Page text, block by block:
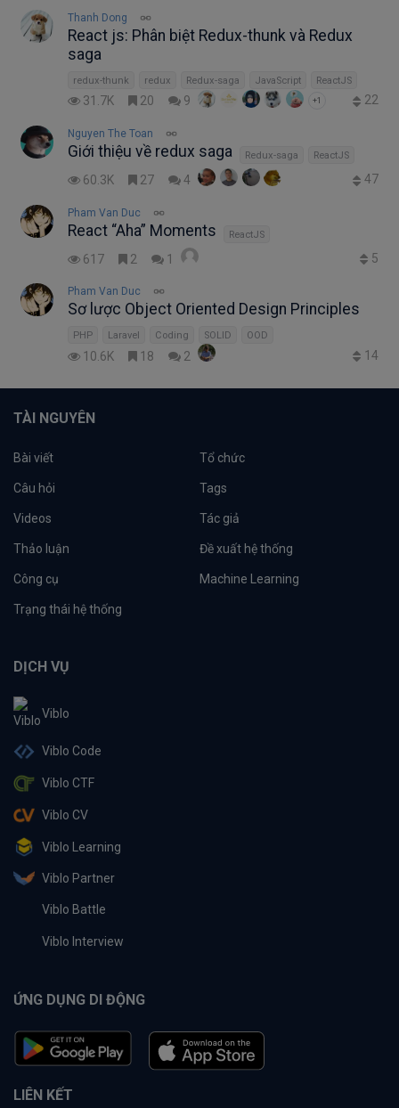
Thanh Dong
React js: Phân biệt Redux-thunk và Redux
saga
redux-thunk redux Redux-saga JavaScript ReactJS
31.7K 20 9 +1 22
Nguyen The Toan
Giới thiệu về redux saga Redux-saga ReactJS
60.3K 27 4 47
Pham Van Duc
React “Aha” Moments ReactJS
617 2 1 5
Pham Van Duc
Sơ lược Object Oriented Design Principles
PHP Laravel Coding SOLID OOD
10.6K 18 2 14
TÀI NGUYÊN
Bài viết Tổ chức
Câu hỏi Tags
Videos Tác giả
Thảo luận Đề xuất hệ thống
Công cụ Machine Learning
Trạng thái hệ thống
DỊCH VỤ
Viblo
Viblo Code
Viblo CTF
Viblo CV
Viblo Learning
Viblo Partner
Viblo Battle
Viblo Interview
ỨNG DỤNG DI ĐỘNG
LIÊN KẾT